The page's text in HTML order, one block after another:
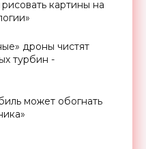
картины на
дроны чистят
турбин -
может обогнать